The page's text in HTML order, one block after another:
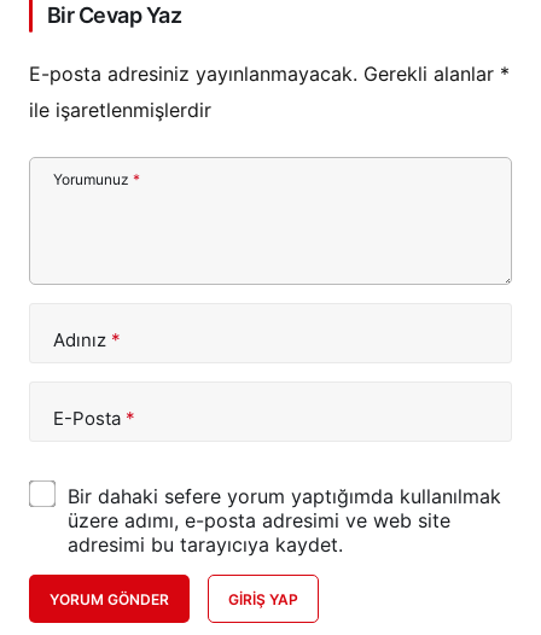
Bir Cevap Yaz
E-posta adresiniz yayınlanmayacak. Gerekli alanlar *
ile işaretlenmişlerdir
Yorumunuz *
Adınız *
E-Posta *
Bir dahaki sefere yorum yaptığımda kullanılmak
üzere adımı, e-posta adresimi ve web site
adresimi bu tarayıcıya kaydet.
YORUM GÖNDER GIRIŞ YAP